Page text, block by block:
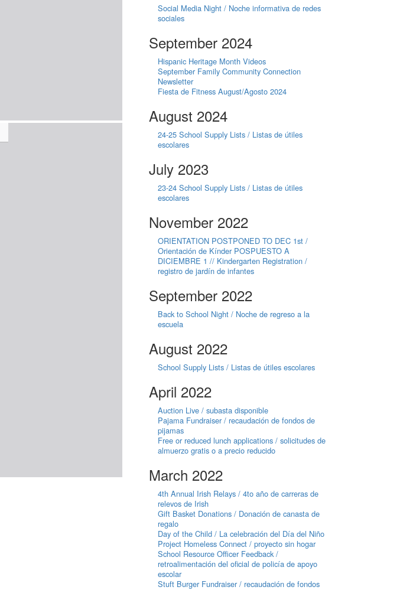
Social Media Night / Noche informativa de redes
sociales
September 2024
Hispanic Heritage Month Videos
September Family Community Connection
Newsletter
Fiesta de Fitness August/Agosto 2024
August 2024
24-25 School Supply Lists / Listas de útiles
escolares
July 2023
23-24 School Supply Lists / Listas de útiles
escolares
November 2022
ORIENTATION POSTPONED TO DEC 1st /
Orientación de Kínder POSPUESTO A
DICIEMBRE 1 // Kindergarten Registration /
registro de jardín de infantes
September 2022
Back to School Night / Noche de regreso a la
escuela
August 2022
School Supply Lists / Listas de útiles escolares
April 2022
Auction Live / subasta disponible
Pajama Fundraiser / recaudación de fondos de
pijamas
Free or reduced lunch applications / solicitudes de
almuerzo gratis o a precio reducido
March 2022
4th Annual Irish Relays / 4to año de carreras de
relevos de Irish
Gift Basket Donations / Donación de canasta de
regalo
Day of the Child / La celebración del Día del Niño
Project Homeless Connect / proyecto sin hogar
School Resource Officer Feedback /
retroalimentación del oficial de policía de apoyo
escolar
Stuft Burger Fundraiser / recaudación de fondos